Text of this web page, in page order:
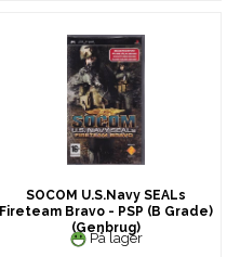
SOCOM U.S.Navy SEALs
Fireteam Bravo - PSP (B Grade)
(Genbrug)
På lager